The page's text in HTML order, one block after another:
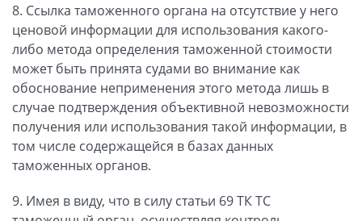
8. Ссылка таможенного органа на отсутствие у него
ценовой информации для использования какого-
либо метода определения таможенной стоимости
может быть принята судами во внимание как
обоснование неприменения этого метода лишь в
случае подтверждения объективной невозможности
получения или использования такой информации, в
том числе содержащейся в базах данных
таможенных органов.
9. Имея в виду, что в силу статьи 69 ТК ТС